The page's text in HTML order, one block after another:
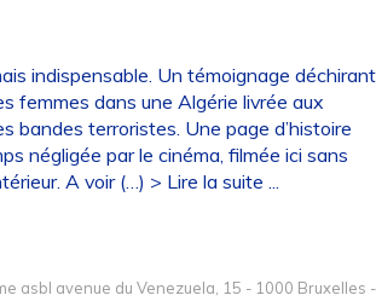
indispensable. Un témoignage déchirant
femmes dans une Algérie livrée aux
bandes terroristes. Une page d’histoire
négligée par le cinéma, filmée ici sans
A voir (…) > Lire la suite ...
asbl avenue du Venezuela, 15 - 1000 Bruxelles -